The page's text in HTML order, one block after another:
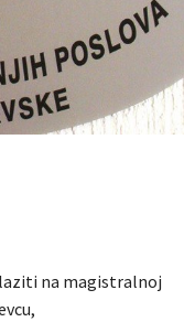
na magistralnoj